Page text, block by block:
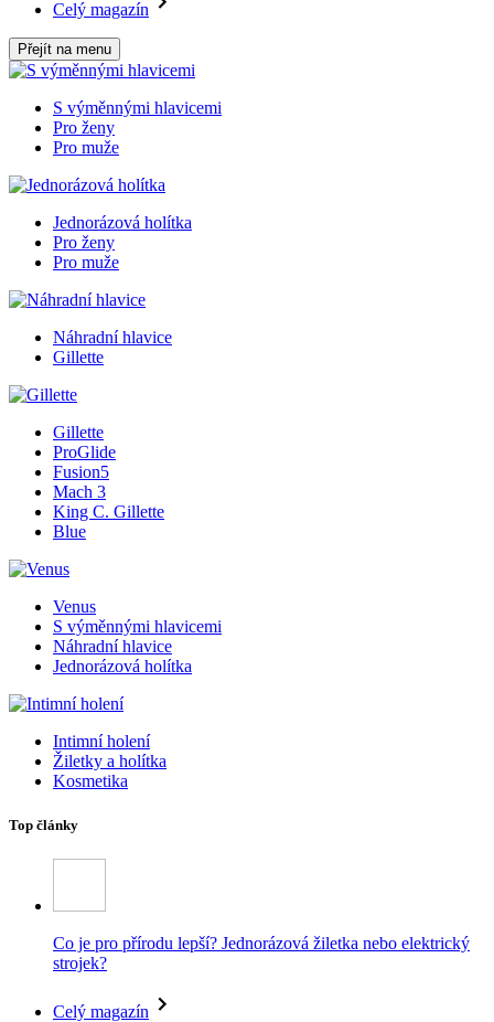
Celý magazín
Přejít na menu
S výměnnými hlavicemi
Pro ženy
Pro muže
Jednorázová holítka
Pro ženy
Pro muže
Náhradní hlavice
Gillette
Gillette
ProGlide
Fusion5
Mach 3
King C. Gillette
Blue
Venus
S výměnnými hlavicemi
Náhradní hlavice
Jednorázová holítka
Intimní holení
Žiletky a holítka
Kosmetika
Top články
Co je pro přírodu lepší? Jednorázová žiletka nebo elektrický
strojek?
Celý magazín